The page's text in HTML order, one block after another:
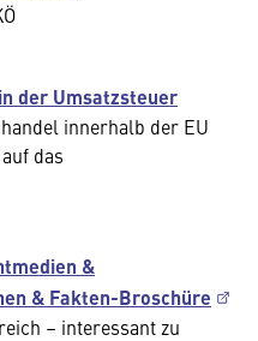
der Umsatzsteuer
innerhalb der EU
das
&
& Fakten-Broschüre
– interessant zu